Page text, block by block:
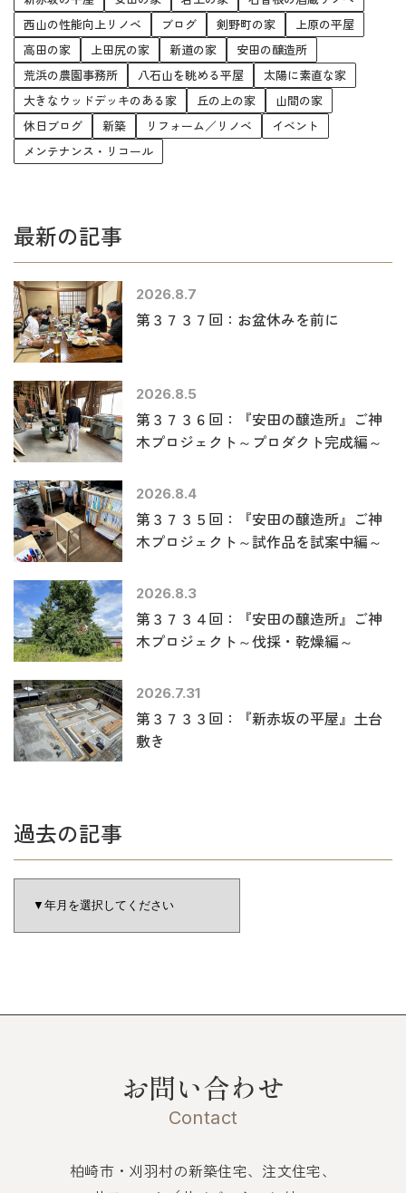
西山の性能向上リノベ
ブログ 剣野町の家
上原の平屋
高田の家
上田尻の家 新道の家
安田の醸造所
荒浜の農園事務所
八石山を眺める平屋
太陽に素直な家
大きなウッドデッキのある家
丘の上の家
山間の家
休日ブログ
新築 リフォーム／リノベ
イベント
メンテナンス・リコール
最新の記事
2026.8.7
第３７３７回：お盆休みを前に
2026.8.5
第３７３６回：『安田の醸造所』ご神
木プロジェクト～プロダクト完成編～
2026.8.4
第３７３５回：『安田の醸造所』ご神
木プロジェクト～試作品を試案中編～
2026.8.3
第３７３４回：『安田の醸造所』ご神
木プロジェクト～伐採・乾燥編～
2026.7.31
第３７３３回：『新赤坂の平屋』土台
敷き
過去の記事
お問い合わせ
Contact
柏崎市・刈羽村の新築住宅、注文住宅、